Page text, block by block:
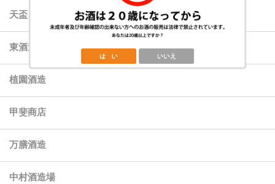
天盃
東酒造
植園酒造
甲斐商店
万膳酒造
中村酒造場